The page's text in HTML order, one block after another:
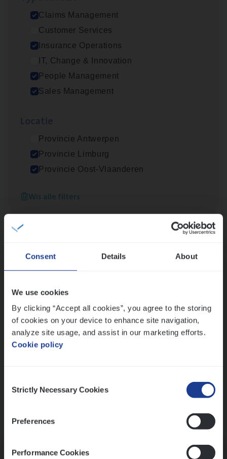
Consent Details About
We use cookies
By clicking “Accept all cookies”, you agree to the storing
of cookies on your device to enhance site navigation,
analyze site usage, and assist in our marketing efforts.
Cookie policy
Selection
Strictly Necessary Cookies
Preferences
Performance Cookies
Claims Management
Customer Services
Insurance Operations
IT, Change & Innovation
People Management
Sales Management
Provincie Antwerpen
Provincie Limburg
Provincie Oost-Vlaanderen
Wis alle filters
Scha­de­be­heer­der verzekeringen
Claims Management
Sint-Niklaas/Temse
Dos­sier­be­heer­der Pro­per­ty verzekeringen
Lees onze verhalen
Meer dan collega’s: hoe Julie en Aurélie elkaar
versterken
Mathias houdt van diepgaande dossiers én droge
humor
werk
Ons sollicitatieproces